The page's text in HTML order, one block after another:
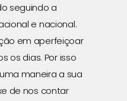
seguindo a
e nacional.
em aperfeiçoar
os dias. Por isso
maneira a sua
de nos contar